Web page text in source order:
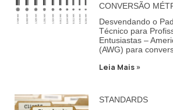
CONVERSÃO
Desvendando o
Técnico para
Entusiastas –
(AWG) para
Leia Mais »
STANDARDS